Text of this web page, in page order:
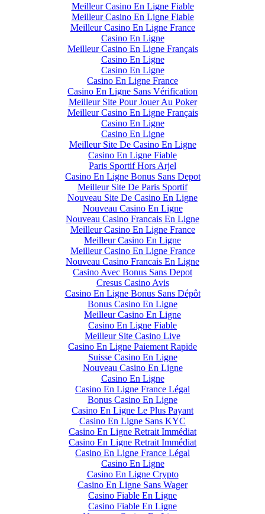
Meilleur Casino En Ligne Fiable
Meilleur Casino En Ligne Fiable
Meilleur Casino En Ligne France
Casino En Ligne
Meilleur Casino En Ligne Français
Casino En Ligne
Casino En Ligne
Casino En Ligne France
Casino En Ligne Sans Vérification
Meilleur Site Pour Jouer Au Poker
Meilleur Casino En Ligne Français
Casino En Ligne
Casino En Ligne
Meilleur Site De Casino En Ligne
Casino En Ligne Fiable
Paris Sportif Hors Arjel
Casino En Ligne Bonus Sans Depot
Meilleur Site De Paris Sportif
Nouveau Site De Casino En Ligne
Nouveau Casino En Ligne
Nouveau Casino Francais En Ligne
Meilleur Casino En Ligne France
Meilleur Casino En Ligne
Meilleur Casino En Ligne France
Nouveau Casino Francais En Ligne
Casino Avec Bonus Sans Depot
Cresus Casino Avis
Casino En Ligne Bonus Sans Dépôt
Bonus Casino En Ligne
Meilleur Casino En Ligne
Casino En Ligne Fiable
Meilleur Site Casino Live
Casino En Ligne Paiement Rapide
Suisse Casino En Ligne
Nouveau Casino En Ligne
Casino En Ligne
Casino En Ligne France Légal
Bonus Casino En Ligne
Casino En Ligne Le Plus Payant
Casino En Ligne Sans KYC
Casino En Ligne Retrait Immédiat
Casino En Ligne Retrait Immédiat
Casino En Ligne France Légal
Casino En Ligne
Casino En Ligne Crypto
Casino En Ligne Sans Wager
Casino Fiable En Ligne
Casino Fiable En Ligne